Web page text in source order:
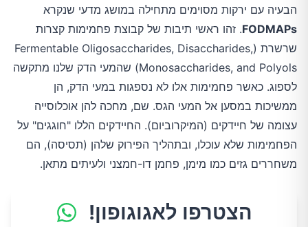
הבעיה עם ירקות מסוימים מתחילה במושג מדעי שנקרא
FODMAPs. זהו ראשי תיבות של קבוצת פחמימות קצרות
שרשרת (Fermentable Oligosaccharides, Disaccharides,
Monosaccharides, and Polyols) שהמעי הדק שלנו מתקשה
לספוג. כאשר פחמימות אלו לא נספגות במעי הדק, הן
ממשיכות במסען אל המעי הגס. שם, מחכה להן אוכלוסייה
עצומה של חיידקים (המיקרוביום). החיידקים הללו "חוגגים" על
הפחמימות שלא עוכלו, ובתהליך הפירוק שלהן (תסיסה), הם
משחררים גזים כמו מימן, פחמן דו-חמצני ולעיתים מתאן.
הצטרפו לאגוגופון!